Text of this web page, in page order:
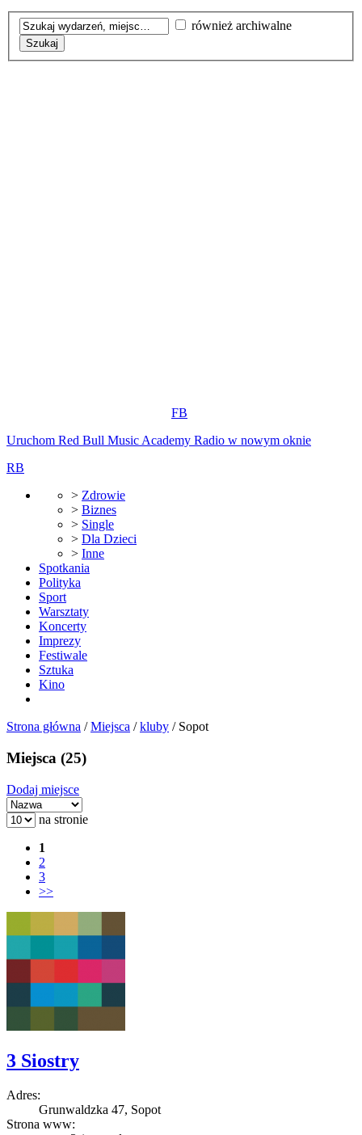
również archiwalne
Szukaj
FB
Uruchom Red Bull Music Academy Radio w nowym oknie
RB
> Zdrowie
> Biznes
> Single
> Dla Dzieci
> Inne
Spotkania
Polityka
Sport
Warsztaty
Koncerty
Imprezy
Festiwale
Sztuka
Kino
Strona główna /Miejsca /kluby / Sopot
Miejsca (25)
Dodaj miejsce
na stronie
1
2
3
>>
3 Siostry
Adres:
Grunwaldzka 47, Sopot
Strona www: